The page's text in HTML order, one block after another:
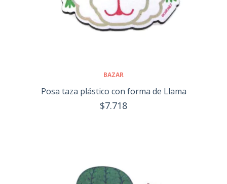
BAZAR
Posa taza plástico con forma de Llama
$7.718